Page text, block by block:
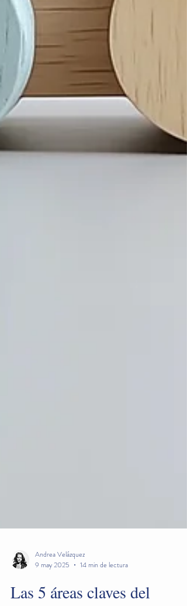
9 may 2025
14 min de lectura